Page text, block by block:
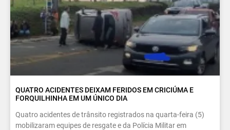
QUATRO ACIDENTES DEIXAM FERIDOS EM CRICIÚMA E
FORQUILHINHA EM UM ÚNICO DIA
Quatro acidentes de trânsito registrados na quarta-feira (5)
mobilizaram equipes de resgate e da Polícia Militar em